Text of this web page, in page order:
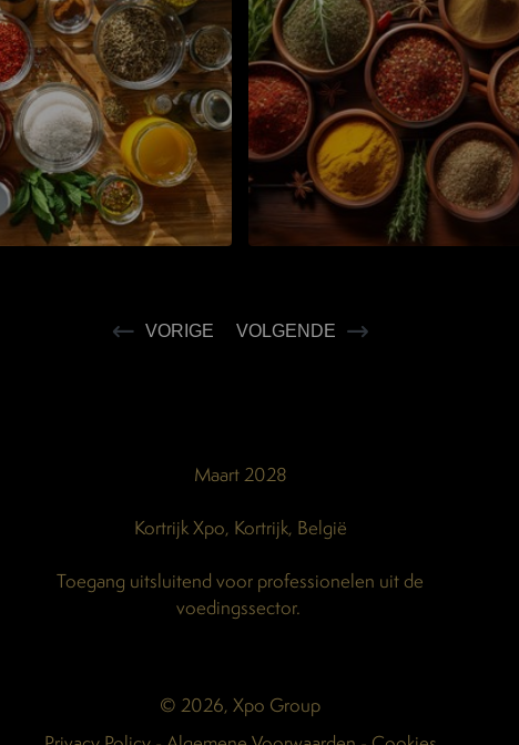
VORIGE VOLGENDE
Maart 2028
Kortrijk Xpo, Kortrijk, België
Toegang uitsluitend voor professionelen uit de
voedingssector.
© 2026, Xpo Group